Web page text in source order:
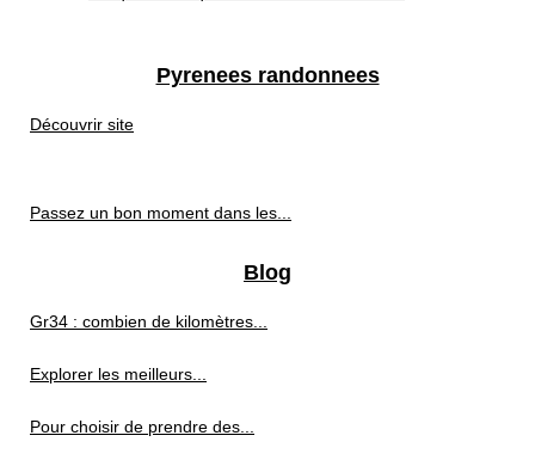
Pyrenees randonnees
Découvrir site
Passez un bon moment dans les...
Blog
Gr34 : combien de kilomètres...
Explorer les meilleurs...
Pour choisir de prendre des...